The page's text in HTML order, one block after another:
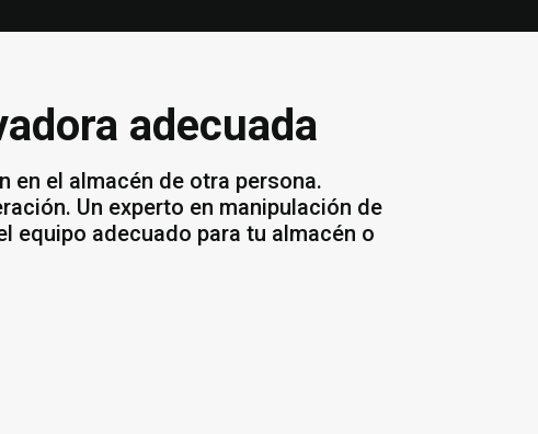
adecuada
en el almacén de otra persona.
Un experto en manipulación de
equipo adecuado para tu almacén o